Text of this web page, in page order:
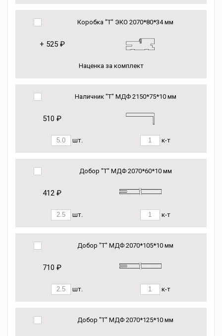
Коробка "Т" ЭКО 2070*80*34 мм
+ 525 ₽
Наценка за комплект
Наличник "Т" МДФ 2150*75*10 мм
510 ₽
шт. к-т
Добор "Т" МДФ 2070*60*10 мм
412 ₽
шт. к-т
Добор "Т" МДФ 2070*105*10 мм
710 ₽
шт. к-т
Добор "Т" МДФ 2070*125*10 мм